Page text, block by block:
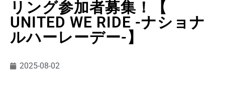
リング参加者募集！【
UNITED WE RIDE -ナショナ
ルハーレーデー-】
2025-08-02